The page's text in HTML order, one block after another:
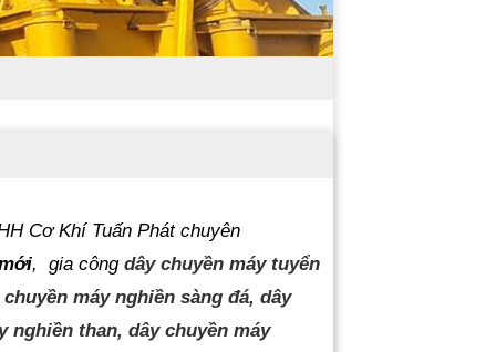
Cơ Khí Tuấn Phát chuyên
, gia công dây chuyền máy tuyển
máy nghiền sàng đá, dây
nghiền than, dây chuyền máy